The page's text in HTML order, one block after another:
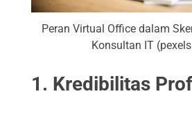
Peran Virtual Office dalam
Konsultan IT
1. Kredibilitas